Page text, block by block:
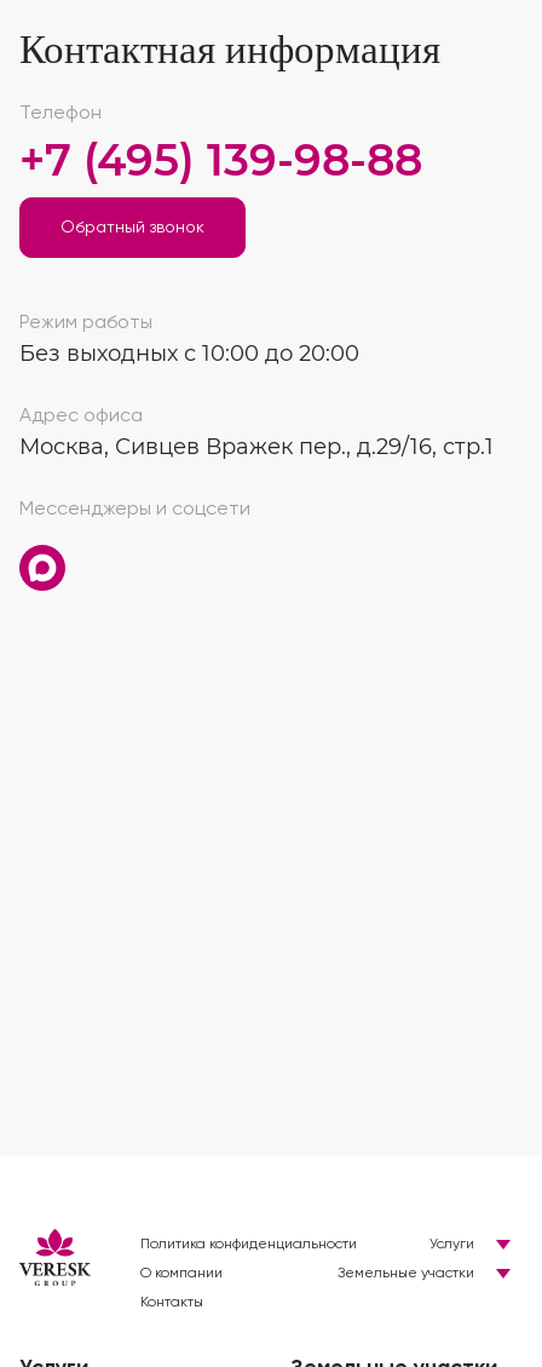
Контактная информация
Телефон
+7 (495) 139-98-88
Обратный звонок
Режим работы
Без выходных с 10:00 до 20:00
Адрес офиса
Москва, Сивцев Вражек пер., д.29/16, стр.1
Мессенджеры и соцсети
Услуги
Земельные участки
О компании
Контакты
Политика конфиденциальности